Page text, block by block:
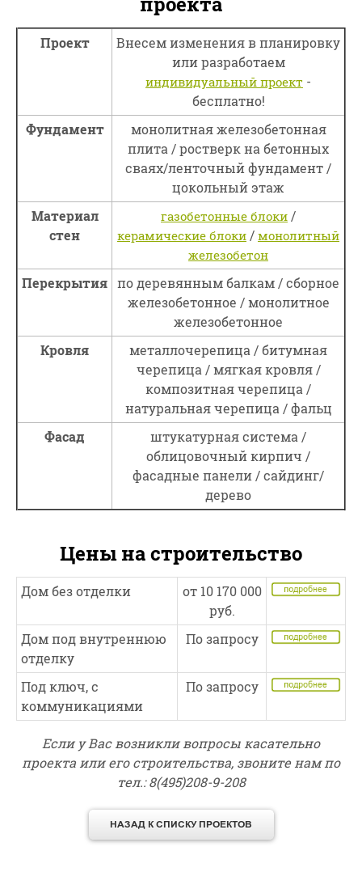
Проект
Внесем изменения в планировку
или разработаем
индивидуальный проект -
бесплатно!
Фундамент
монолитная железобетонная
плита / ростверк на бетонных
сваях/ленточный фундамент /
цокольный этаж
Материал
стен
газобетонные блоки /
керамические блоки / монолитный
железобетон
Перекрытия по деревянным балкам / сборное
железобетонное / монолитное
железобетонное
Кровля
металлочерепица / битумная
черепица / мягкая кровля /
композитная черепица /
натуральная черепица / фальц
Фасад
штукатурная система /
облицовочный кирпич /
фасадные панели / сайдинг/
дерево
Цены на строительство
Дом без отделки
от 10 170 000
руб.
Дом под внутреннюю
отделку
По запросу
Под ключ, с
коммуникациями
По запросу
Если у Вас возникли вопросы касательно
проекта или его строительства, звоните нам по
тел.: 8(495)208-9-208